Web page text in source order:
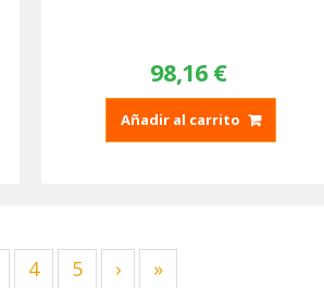
98,16 €
Añadir al carrito
4 5 › »